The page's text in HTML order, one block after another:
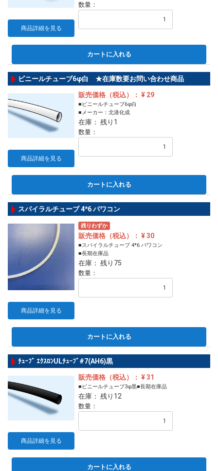
商品詳細を見る
数量：
カートに入れる
ビニールチューブ6φ白 ★在庫数要お問い合わせ商品
商品詳細を見る
販売価格（税込）： ¥ 29
■ビニールチューブ6φ白
■メーカー：北港化成
在庫： 残り1
数量：
カートに入れる
スパイラルチューブ 4*6 パワコン
商品詳細を見る
残りわずか
販売価格（税込）： ¥ 30
■スパイラルチューブ 4*6 パワコン
■長期在庫品
在庫： 残り75
数量：
カートに入れる
ﾁｭｰﾌﾞ ｴｸｽﾛﾝULﾁｭｰﾌﾞ#7(AH6)黒
商品詳細を見る
販売価格（税込）： ¥ 31
■ビニールチューブ3φ黒■長期在庫品
在庫： 残り12
数量：
カートに入れる